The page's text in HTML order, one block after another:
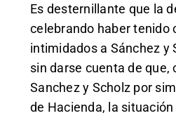
Es desternillante que la
celebrando haber tenido
intimidados a Sánchez y
sin darse cuenta de que,
Sanchez y Scholz por
de Hacienda, la